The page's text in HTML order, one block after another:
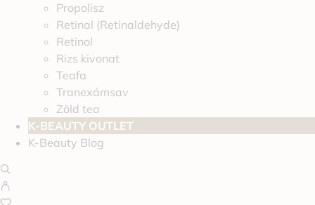
Propolisz
Retinal (Retinaldehyde)
Retinol
Rizs kivonat
Teafa
Tranexámsav
Zöld tea
K-BEAUTY OUTLET
K-Beauty Blog